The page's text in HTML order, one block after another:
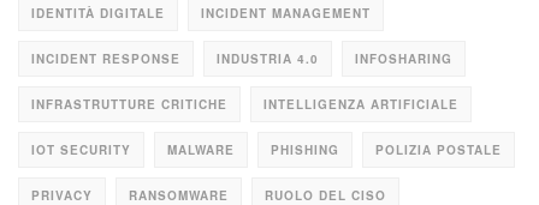
IDENTITÀ DIGITALE INCIDENT MANAGEMENT
INCIDENT RESPONSE INDUSTRIA 4.0 INFOSHARING
INFRASTRUTTURE CRITICHE INTELLIGENZA ARTIFICIALE
IOT SECURITY MALWARE PHISHING POLIZIA POSTALE
PRIVACY RANSOMWARE RUOLO DEL CISO